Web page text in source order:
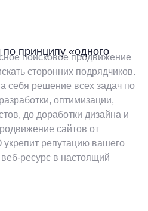
принципу «одного
поисковое продвижение
сторонних подрядчиков.
себя решение всех задач по
оптимизации,
до доработки дизайна и
сайтов от
репутацию вашего
ресурс в настоящий